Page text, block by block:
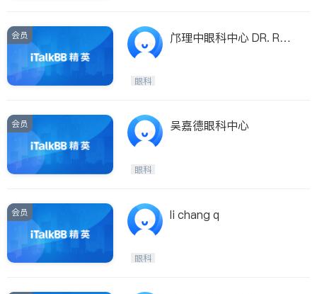
会员
邝理中眼科中心 DR. RAY
眼科
会员 吴嘉德眼科中心
眼科
会员 li chang q
眼科